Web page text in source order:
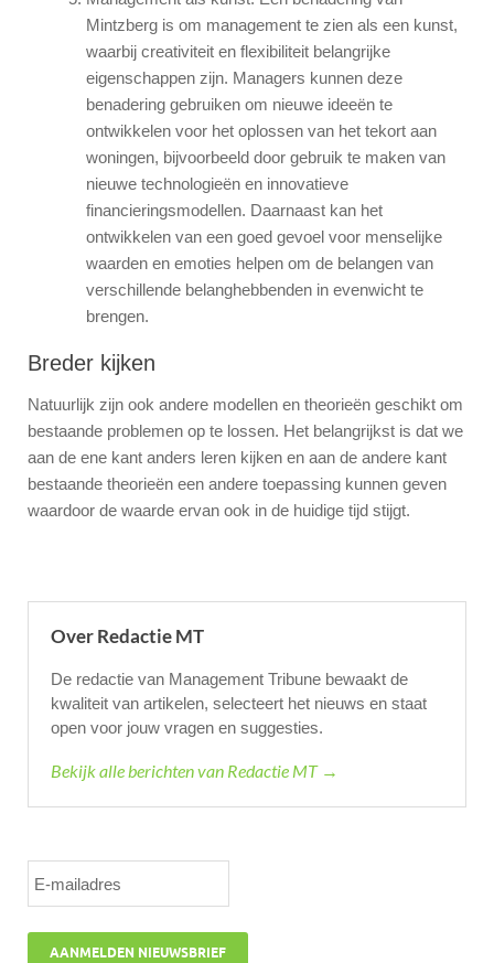
Mintzberg is om management te zien als een kunst,
waarbij creativiteit en flexibiliteit belangrijke
eigenschappen zijn. Managers kunnen deze
benadering gebruiken om nieuwe ideeën te
ontwikkelen voor het oplossen van het tekort aan
woningen, bijvoorbeeld door gebruik te maken van
nieuwe technologieën en innovatieve
financieringsmodellen. Daarnaast kan het
ontwikkelen van een goed gevoel voor menselijke
waarden en emoties helpen om de belangen van
verschillende belanghebbenden in evenwicht te
brengen.
Breder kijken
Natuurlijk zijn ook andere modellen en theorieën geschikt om
bestaande problemen op te lossen. Het belangrijkst is dat we
aan de ene kant anders leren kijken en aan de andere kant
bestaande theorieën een andere toepassing kunnen geven
waardoor de waarde ervan ook in de huidige tijd stijgt.
Over Redactie MT
De redactie van Management Tribune bewaakt de
kwaliteit van artikelen, selecteert het nieuws en staat
open voor jouw vragen en suggesties.
Bekijk alle berichten van Redactie MT →